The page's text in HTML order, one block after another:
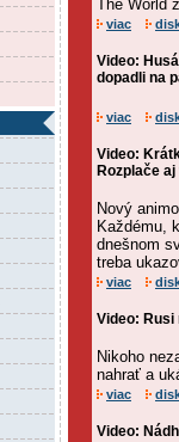
The World
viac
Video:
dopadli na
viac
Video:
Rozplače
Nový
Každému,
dnešnom
treba
viac
Video: Rusi
Nikoho
nahrať a
viac
Video: